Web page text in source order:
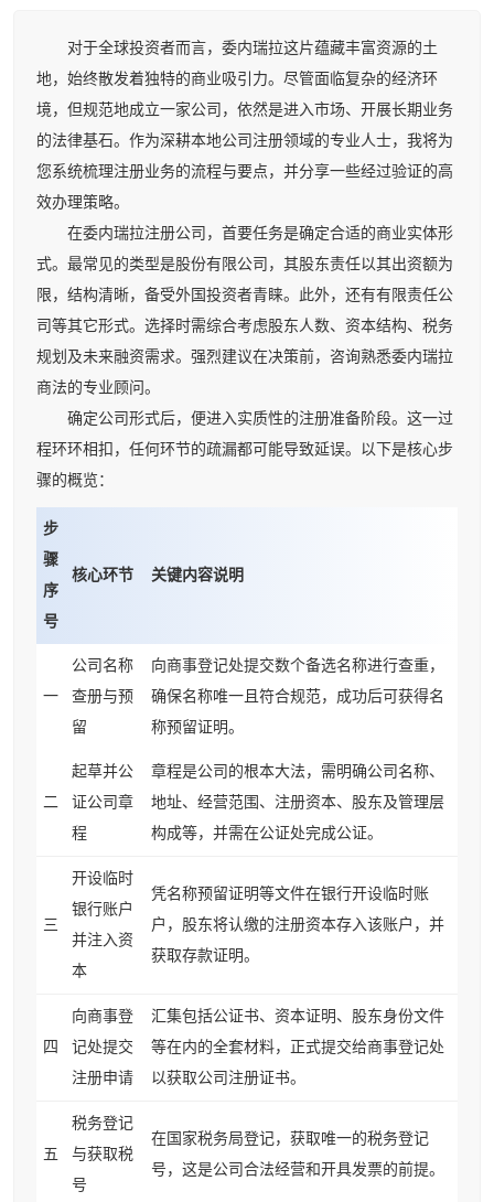
对于全球投资者而言，委内瑞拉这片蕴藏丰富资源的土
地，始终散发着独特的商业吸引力。尽管面临复杂的经济环
境，但规范地成立一家公司，依然是进入市场、开展长期业务
的法律基石。作为深耕本地公司注册领域的专业人士，我将为
您系统梳理注册业务的流程与要点，并分享一些经过验证的高
效办理策略。
在委内瑞拉注册公司，首要任务是确定合适的商业实体形
式。最常见的类型是股份有限公司，其股东责任以其出资额为
限，结构清晰，备受外国投资者青睐。此外，还有有限责任公
司等其它形式。选择时需综合考虑股东人数、资本结构、税务
规划及未来融资需求。强烈建议在决策前，咨询熟悉委内瑞拉
商法的专业顾问。
确定公司形式后，便进入实质性的注册准备阶段。这一过
程环环相扣，任何环节的疏漏都可能导致延误。以下是核心步
骤的概览：
步
骤
序
号
核心环节 关键内容说明
一
公司名称
查册与预
留
向商事登记处提交数个备选名称进行查重，
确保名称唯一且符合规范，成功后可获得名
称预留证明。
二
起草并公
证公司章
程
章程是公司的根本大法，需明确公司名称、
地址、经营范围、注册资本、股东及管理层
构成等，并需在公证处完成公证。
三
开设临时
银行账户
并注入资
本
凭名称预留证明等文件在银行开设临时账
户，股东将认缴的注册资本存入该账户，并
获取存款证明。
四
向商事登
记处提交
注册申请
汇集包括公证书、资本证明、股东身份文件
等在内的全套材料，正式提交给商事登记处
以获取公司注册证书。
五
税务登记
与获取税
号
在国家税务局登记，获取唯一的税务登记
号，这是公司合法经营和开具发票的前提。